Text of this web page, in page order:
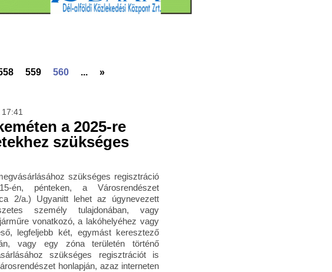
559 560 ... »
a 2025-re
szükséges
szükséges regisztráció
én, pénteken, a Városrendészet
2/a.) Ugyanitt lehet az úgynevezett
személy tulajdonában, vagy
vonatkozó, a lakóhelyéhez vagy
legfeljebb két, egymást keresztező
vagy egy zóna területén történő
szükséges regisztrációt is
honlapján, azaz interneten